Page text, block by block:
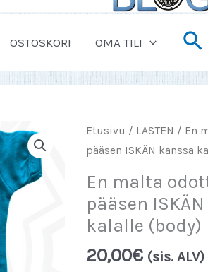
OSTOSKORI OMA TILI Hae
Etusivu / LASTEN / En
pääsen ISKÄN kanssa
En malta
pääsen
kalalle (body)
20,00€ (sis. ALV)